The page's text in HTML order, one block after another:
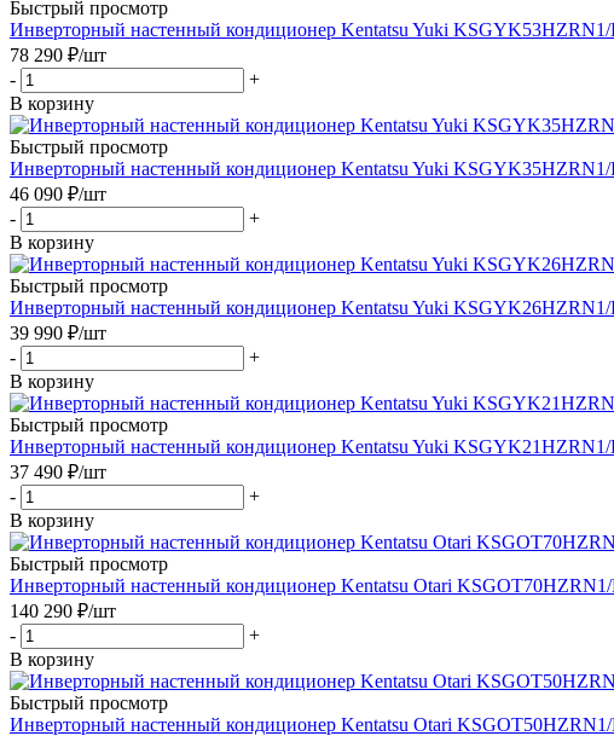
Быстрый просмотр
Инверторный настенный кондиционер Kentatsu Yuki
78 290 ₽/шт
-
+
В корзину
Быстрый просмотр
Инверторный настенный кондиционер Kentatsu Yuki
46 090 ₽/шт
-
+
В корзину
Быстрый просмотр
Инверторный настенный кондиционер Kentatsu Yuki
39 990 ₽/шт
-
+
В корзину
Быстрый просмотр
Инверторный настенный кондиционер Kentatsu Yuki
37 490 ₽/шт
-
+
В корзину
Быстрый просмотр
Инверторный настенный кондиционер Kentatsu Otari
140 290 ₽/шт
-
+
В корзину
Быстрый просмотр
Инверторный настенный кондиционер Kentatsu Otari